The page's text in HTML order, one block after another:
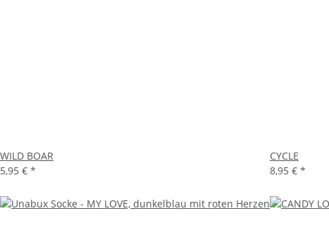
WILD BOAR
5,95 € *
CYCLE
8,95 € *